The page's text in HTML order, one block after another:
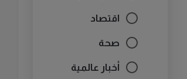
اقتصاد
صحة
أخبار عالمية